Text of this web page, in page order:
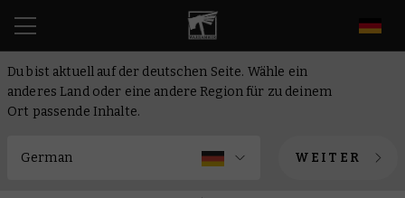
Du bist aktuell auf der deutschen Seite. Wähle ein
anderes Land oder eine andere Region für zu deinem
Ort passende Inhalte.
WEITER